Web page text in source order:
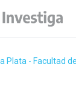
Plata - Facultad